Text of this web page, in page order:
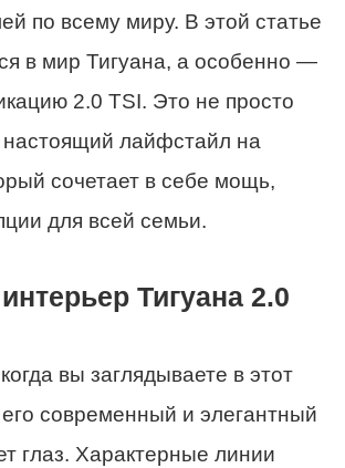
по всему миру. В этой статье
в мир Тигуана, а особенно —
2.0 TSI. Это не просто
настоящий лайфстайл на
сочетает в себе мощь,
для всей семьи.
Тигуана 2.0
вы заглядываете в этот
современный и элегантный
глаз. Характерные линии